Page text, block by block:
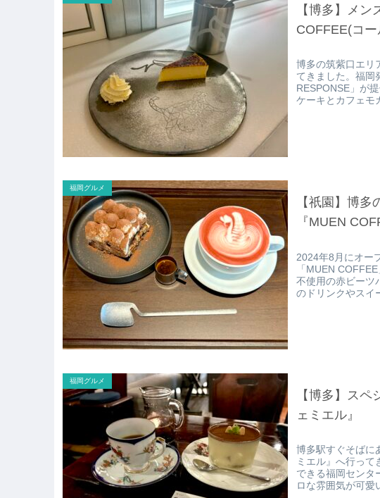
【博多】メ
COFFEE(コー
博多の筑紫口エリ
てきました。福岡
RESPONSE」が
ケーキとカフェモ
福岡グルメ
【祇園】博多
『MUEN
2024年8月にオー
「MUEN
不使用の赤ビーツ
のドリンクやスイ
福岡グルメ
【博多】ス
ェミエル』
博多駅すぐそばに
ミエル』へ行って
できる福岡センタ
ロな雰囲気が可愛